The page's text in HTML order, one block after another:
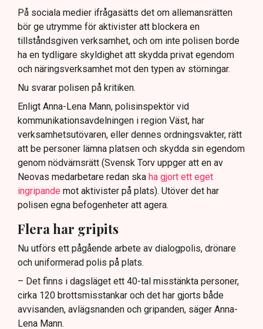
På sociala medier ifrågasätts det om allemansrätten
bör ge utrymme för aktivister att blockera en
tillståndsgiven verksamhet, och om inte polisen borde
ha en tydligare skyldighet att skydda privat egendom
och näringsverksamhet mot den typen av störningar.
Nu svarar polisen på kritiken.
Enligt Anna-Lena Mann, polisinspektör vid
kommunikationsavdelningen i region Väst, har
verksamhetsutövaren, eller dennes ordningsvakter, rätt
att be personer lämna platsen och skydda sin egendom
genom nödvärnsrätt (Svensk Torv uppger att en av
Neovas medarbetare redan ska ha gjort ett eget
ingripande mot aktivister på plats). Utöver det har
polisen egna befogenheter att agera.
Flera har gripits
Nu utförs ett pågående arbete av dialogpolis, drönare
och uniformerad polis på plats.
– Det finns i dagsläget ett 40-tal misstänkta personer,
cirka 120 brottsmisstankar och det har gjorts både
avvisanden, avlägsnanden och gripanden, säger Anna-
Lena Mann.